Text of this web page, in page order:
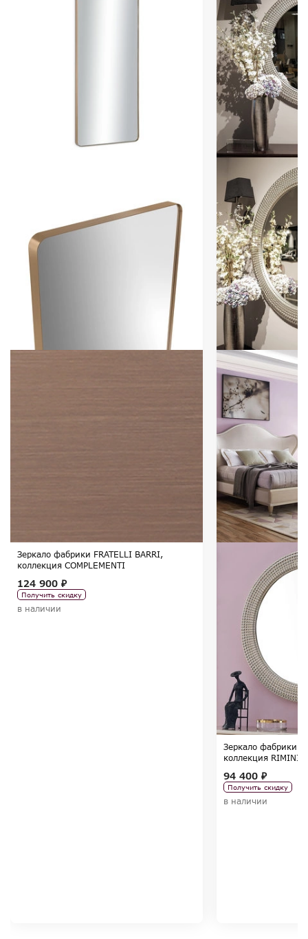
Зеркало фабрики FRATELLI BARRI,
коллекция COMPLEMENTI
124 900 ₽
Получить скидку
в наличии
Зеркало фабрики
коллекция RIMINI
94 400 ₽
Получить скидку
в наличии